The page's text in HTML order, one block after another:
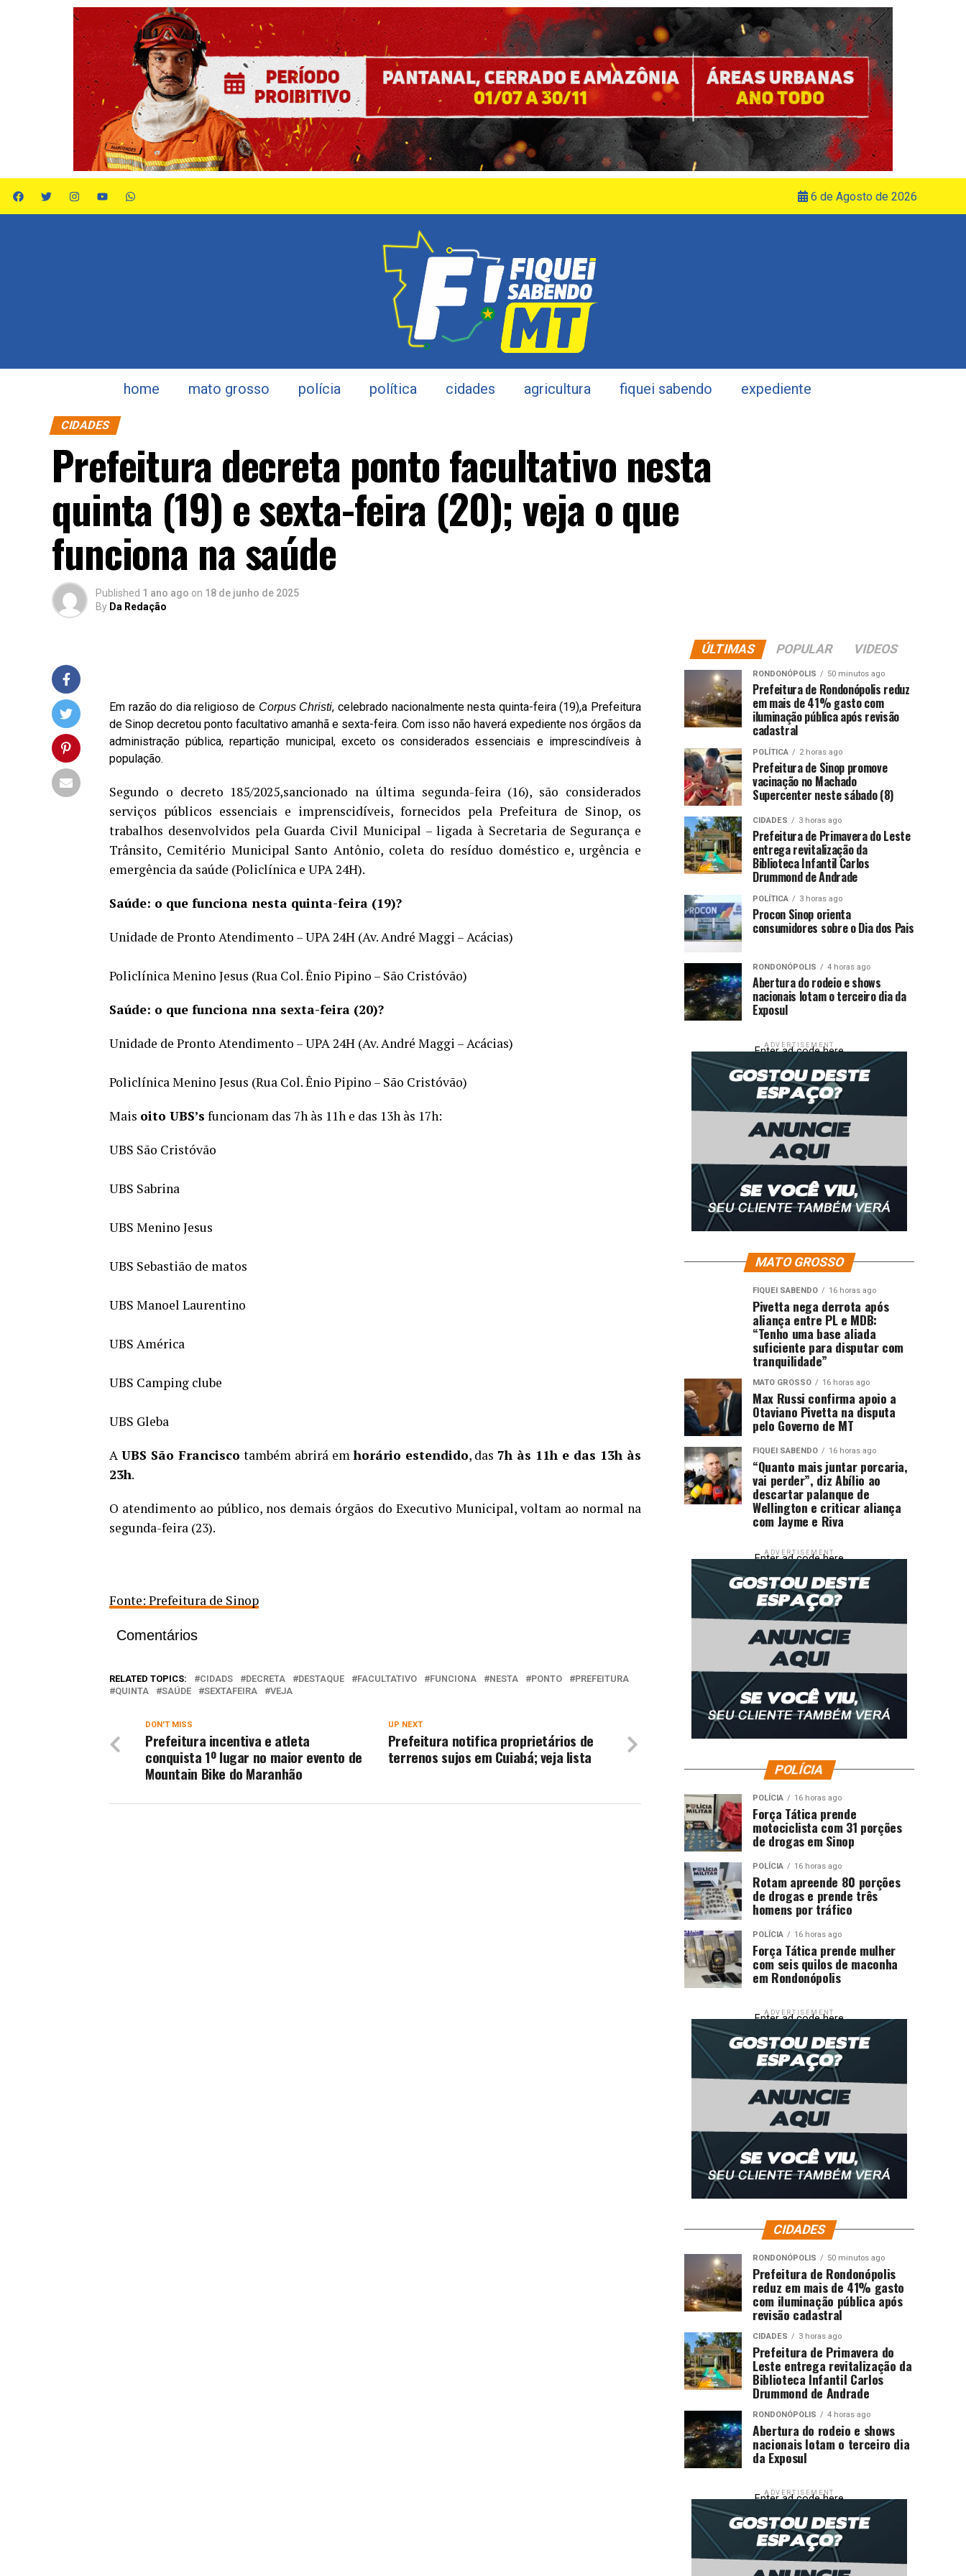
6 de Agosto de 2026
home mato grosso polícia política cidades agricultura fiquei sabendo expediente
CIDADES
Prefeitura decreta ponto facultativo nesta
quinta (19) e sexta-feira (20); veja o que
funciona na saúde
Published 1 ano ago on 18 de junho de 2025
By Da Redação
Em razão do dia religioso de Corpus Christi, celebrado nacionalmente nesta quinta-feira (19),a Prefeitura
de Sinop decretou ponto facultativo amanhã e sexta-feira. Com isso não haverá expediente nos órgãos da
administração pública, repartição municipal, exceto os considerados essenciais e imprescindíveis à
população.
Segundo o decreto 185/2025,sancionado na última segunda-feira (16), são considerados
serviços públicos essenciais e imprenscidíveis, fornecidos pela Prefeitura de Sinop, os
trabalhos desenvolvidos pela Guarda Civil Municipal – ligada à Secretaria de Segurança e
Trânsito, Cemitério Municipal Santo Antônio, coleta do resíduo doméstico e, urgência e
emergência da saúde (Policlínica e UPA 24H).
Saúde: o que funciona nesta quinta-feira (19)?
Unidade de Pronto Atendimento – UPA 24H (Av. André Maggi – Acácias)
Policlínica Menino Jesus (Rua Col. Ênio Pipino – São Cristóvão)
Saúde: o que funciona nna sexta-feira (20)?
Unidade de Pronto Atendimento – UPA 24H (Av. André Maggi – Acácias)
Policlínica Menino Jesus (Rua Col. Ênio Pipino – São Cristóvão)
Mais oito UBS’s funcionam das 7h às 11h e das 13h às 17h:
UBS São Cristóvão
UBS Sabrina
UBS Menino Jesus
UBS Sebastião de matos
UBS Manoel Laurentino
UBS América
UBS Camping clube
UBS Gleba
A UBS São Francisco também abrirá emhorário estendido, das7h às 11h e das 13h às
23h.
O atendimento ao público, nos demais órgãos do Executivo Municipal, voltam ao normal na
segunda-feira (23).
Fonte: Prefeitura de Sinop
Comentários
RELATED TOPICS: CIDADS DECRETA DESTAQUE FACULTATIVO FUNCIONA NESTA PONTO
PREFEITURA
QUINTA
SAÚDE SEXTAFEIRA VEJA
UP NEXT
Prefeitura notifica proprietários de
terrenos sujos em Cuiabá; veja lista
DON'T MISS
Prefeitura incentiva e atleta
conquista 1º lugar no maior evento de
Mountain Bike do Maranhão
ÚLTIMAS POPULAR VIDEOS
RONDONÓPOLIS 50 minutos ago
Prefeitura de Rondonópolis reduz
em mais de 41% gasto com
iluminação pública após revisão
cadastral
POLÍTICA 2 horas ago
Prefeitura de Sinop promove
vacinação no Machado
Supercenter neste sábado (8)
CIDADES 3 horas ago
Prefeitura de Primavera do Leste
entrega revitalização da
Biblioteca Infantil Carlos
Drummond de Andrade
POLÍTICA 3 horas ago
Procon Sinop orienta
consumidores sobre o Dia dos Pais
RONDONÓPOLIS 4 horas ago
Abertura do rodeio e shows
nacionais lotam o terceiro dia da
Exposul
ADVERTISEMENT
Enter ad code here
MATO GROSSO
FIQUEI SABENDO 16 horas ago
Pivetta nega derrota após
aliança entre PL e MDB:
“Tenho uma base aliada
suficiente para disputar com
tranquilidade”
MATO GROSSO 16 horas ago
Max Russi confirma apoio a
Otaviano Pivetta na disputa
pelo Governo de MT
FIQUEI SABENDO 16 horas ago
“Quanto mais juntar porcaria,
vai perder”, diz Abílio ao
descartar palanque de
Wellington e criticar aliança
com Jayme e Riva
ADVERTISEMENT
Enter ad code here
POLÍCIA
POLÍCIA 16 horas ago
Força Tática prende
motociclista com 31 porções
de drogas em Sinop
POLÍCIA 16 horas ago
Rotam apreende 80 porções
de drogas e prende três
homens por tráfico
POLÍCIA 16 horas ago
Força Tática prende mulher
com seis quilos de maconha
em Rondonópolis
ADVERTISEMENT
Enter ad code here
CIDADES
RONDONÓPOLIS 50 minutos ago
Prefeitura de Rondonópolis
reduz em mais de 41% gasto
com iluminação pública após
revisão cadastral
CIDADES 3 horas ago
Prefeitura de Primavera do
Leste entrega revitalização da
Biblioteca Infantil Carlos
Drummond de Andrade
RONDONÓPOLIS 4 horas ago
Abertura do rodeio e shows
nacionais lotam o terceiro dia
da Exposul
ADVERTISEMENT
Enter ad code here